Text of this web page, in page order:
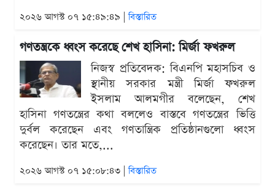
২০২৬ আগস্ট ০৭ ১৫:৪৯:৪৯ |বিস্তারিত
গণতন্ত্রকে ধ্বংস করেছে শেখ হাসিনা: মির্জা ফখরুল
নিজস্ব প্রতিবেদক: বিএনপি মহাসচিব ও
স্থানীয় সরকার মন্ত্রী মির্জা ফখরুল
ইসলাম আলমগীর বলেছেন, শেখ
হাসিনা গণতন্ত্রের কথা বললেও বাস্তবে গণতন্ত্রের ভিত্তি
দুর্বল করেছেন এবং গণতান্ত্রিক প্রতিষ্ঠানগুলো ধ্বংস
করেছেন। তার মতে,...
২০২৬ আগস্ট ০৭ ১৫:০৮:৪৩ |বিস্তারিত